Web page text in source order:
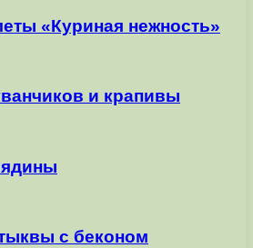
«Куриная нежность»
и крапивы
с беконом